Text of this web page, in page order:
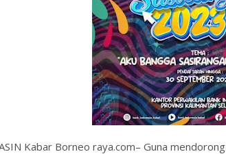
Kabar Borneo raya.com– Guna